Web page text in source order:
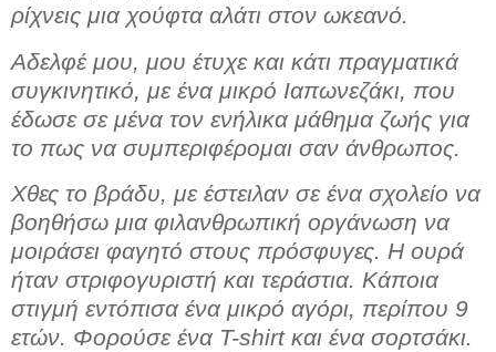
ρίχνεις μια χούφτα αλάτι στον ωκεανό.
Αδελφέ μου, μου έτυχε και κάτι πραγματικά
συγκινητικό, με ένα μικρό Ιαπωνεζάκι, που
έδωσε σε μένα τον ενήλικα μάθημα ζωής για
το πως να συμπεριφέρομαι σαν άνθρωπος.
Χθες το βράδυ, με έστειλαν σε ένα σχολείο να
βοηθήσω μια φιλανθρωπική οργάνωση να
μοιράσει φαγητό στους πρόσφυγες. Η ουρά
ήταν στριφογυριστή και τεράστια. Κάποια
στιγμή εντόπισα ένα μικρό αγόρι, περίπου 9
ετών. Φορούσε ένα T-shirt και ένα σορτσάκι.